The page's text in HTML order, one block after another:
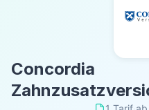
Concordia